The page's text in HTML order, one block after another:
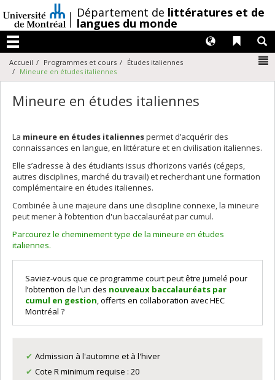
au
contenu
/Département de littératures et de
langues du monde
Menu
Liens
Langues
Accueil Programmes et cours
Études italiennes
Mineure en études italiennes
Mineure en études italiennes
La mineure en études italiennespermet d’acquérir des
connaissances en langue, en littérature et en civilisation italiennes.
Elle s’adresse à des étudiants issus d’horizons variés (cégeps,
autres disciplines, marché du travail) et recherchant une formation
complémentaire en études italiennes.
Combinée à une majeure dans une discipline connexe, la mineure
peut mener à l’obtention d'un baccalauréat par cumul.
Parcourez le cheminement type de la mineure en études
italiennes.
Saviez-vous que ce programme court peut être jumelé pour
l’obtention de l’un des nouveaux baccalauréats par
cumul en gestion, offerts en collaboration avec HEC
Montréal ?
Admission à l'automne et à l'hiver
Cote R minimum requise : 20